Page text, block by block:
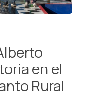
en el
Rural